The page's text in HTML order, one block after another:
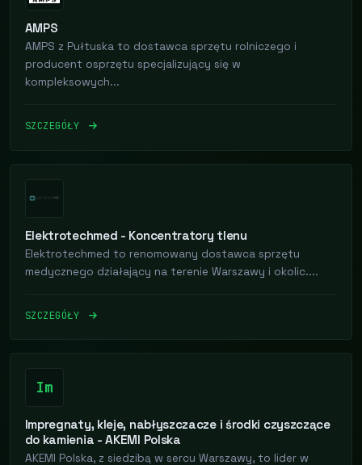
AMPS
AMPS z Pułtuska to dostawca sprzętu rolniczego i
producent osprzętu specjalizujący się w
kompleksowych...
SZCZEGÓŁY
Elektrotechmed - Koncentratory tlenu
Elektrotechmed to renomowany dostawca sprzętu
medycznego działający na terenie Warszawy i okolic....
SZCZEGÓŁY
Im
Impregnaty, kleje, nabłyszczacze i środki czyszczące
do kamienia - AKEMI Polska
AKEMI Polska, z siedzibą w sercu Warszawy, to lider w